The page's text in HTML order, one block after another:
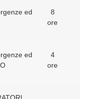
ed
8
ore
ed
4
ore